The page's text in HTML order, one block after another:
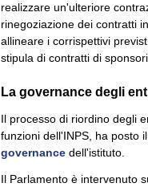
realizzare un'ulteriore
rinegoziazione dei contratti
allineare i corrispettivi
stipula di contratti di
La governance degli
Il processo di riordino degli
funzioni dell'INPS, ha posto
governance dell'istituto.
Il Parlamento è intervenuto